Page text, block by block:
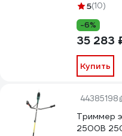
5(10)
-6%
35 283
Купить
44385198
Триммер
2500B